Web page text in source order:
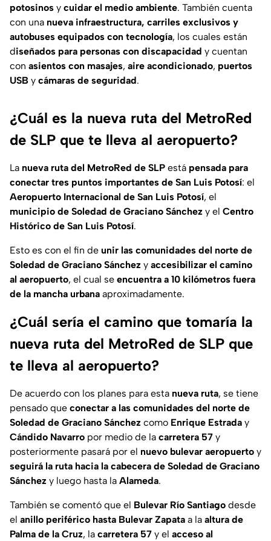
potosinos y cuidar el medio ambiente. También cuenta
con una nueva infraestructura, carriles exclusivos y
autobuses equipados con tecnología, los cuales están
diseñados para personas con discapacidad y cuentan
con asientos con masajes, aire acondicionado, puertos
USB y cámaras de seguridad.
¿Cuál es la nueva ruta del MetroRed
de SLP que te lleva al aeropuerto?
La nueva ruta del MetroRed de SLP está pensada para
conectar tres puntos importantes de San Luis Potosí: el
Aeropuerto Internacional de San Luis Potosí, el
municipio de Soledad de Graciano Sánchez y el Centro
Histórico de San Luis Potosí.
Esto es con el fin de unir las comunidades del norte de
Soledad de Graciano Sánchez y accesibilizar el camino
al aeropuerto, el cual se encuentra a 10 kilómetros fuera
de la mancha urbana aproximadamente.
¿Cuál sería el camino que tomaría la
nueva ruta del MetroRed de SLP que
te lleva al aeropuerto?
De acuerdo con los planes para esta nueva ruta, se tiene
pensado que conectar a las comunidades del norte de
Soledad de Graciano Sánchez como Enrique Estrada y
Cándido Navarro por medio de la carretera 57 y
posteriormente pasará por el nuevo bulevar aeropuerto y
seguirá la ruta hacia la cabecera de Soledad de Graciano
Sánchez y luego hasta la Alameda.
También se comentó que el Bulevar Río Santiago desde
el anillo periférico hasta Bulevar Zapata a la altura de
Palma de la Cruz, la carretera 57 y el acceso al